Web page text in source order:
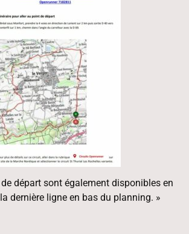
départ sont également disponibles en
dernière ligne en bas du planning. »